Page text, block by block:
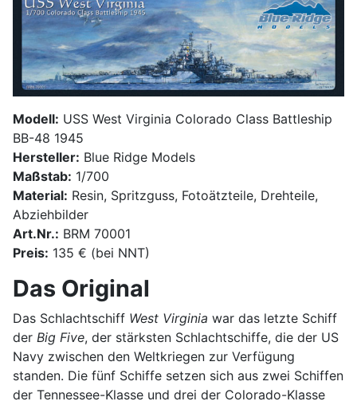
Modell: USS West Virginia Colorado Class Battleship
BB-48 1945
Hersteller: Blue Ridge Models
Maßstab: 1/700
Material: Resin, Spritzguss, Fotoätzteile, Drehteile,
Abziehbilder
Art.Nr.: BRM 70001
Preis: 135 € (bei NNT)
Das Original
Das Schlachtschiff West Virginia war das letzte Schiff
der Big Five, der stärksten Schlachtschiffe, die der US
Navy zwischen den Weltkriegen zur Verfügung
standen. Die fünf Schiffe setzen sich aus zwei Schiffen
der Tennessee-Klasse und drei der Colorado-Klasse